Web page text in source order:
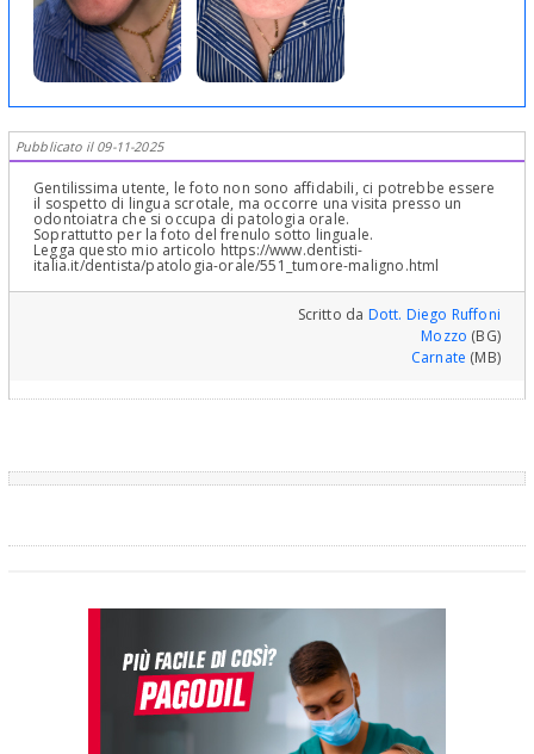
Pubblicato il 09-11-2025
Gentilissima utente, le foto non sono affidabili, ci potrebbe essere
il sospetto di lingua scrotale, ma occorre una visita presso un
odontoiatra che si occupa di patologia orale.
Soprattutto per la foto del frenulo sotto linguale.
Legga questo mio articolo https://www.dentisti-
italia.it/dentista/patologia-orale/551_tumore-maligno.html
Scritto da Dott. Diego Ruffoni
Mozzo (BG)
Carnate (MB)